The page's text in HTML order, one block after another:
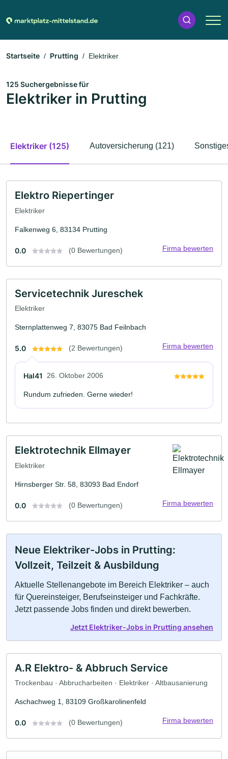
Startseite Prutting Elektriker
125 Suchergebnisse für
Elektriker in Prutting
Elektriker (125) Autoversicherung (121)
Elektro Riepertinger
Elektriker
Falkenweg 6, 83134 Prutting
0.0 (0 Bewertungen) Firma bewerten
Servicetechnik Jureschek
Elektriker
Sternplattenweg 7, 83075 Bad Feilnbach
5.0 (2 Bewertungen) Firma bewerten
Hal41 26. Oktober 2006
Rundum zufrieden. Gerne wieder!
Elektrotechnik Ellmayer
Elektriker
Hirnsberger Str. 58, 83093 Bad Endorf
0.0 (0 Bewertungen) Firma bewerten
Neue Elektriker-Jobs in Prutting:
Vollzeit, Teilzeit & Ausbildung
Aktuelle Stellenangebote im Bereich Elektriker – auch
für Quereinsteiger, Berufseinsteiger und Fachkräfte.
Jetzt passende Jobs finden und direkt bewerben.
Jetzt Elektriker-Jobs in Prutting ansehen
A.R Elektro- & Abbruch Service
Trockenbau · Abbrucharbeiten · Elektriker · Altbausanierung
Aschachweg 1, 83109 Großkarolinenfeld
0.0 (0 Bewertungen) Firma bewerten